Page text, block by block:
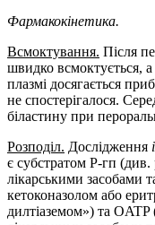
Фармакокінетика.
Всмоктування. Після
швидко всмоктується,
плазмі досягається
не спостерігалося.
біластину при
Розподіл. Дослідження
є субстратом P-гп (див.
лікарськими засобами
кетоконазолом або
дилтіаземом») та